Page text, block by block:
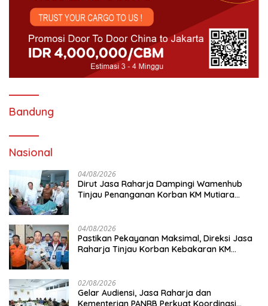
Bandung
Nasional
04/08/2026
Dirut Jasa Raharja Dampingi Wamenhub
Tinjau Penanganan Korban KM Mutiara
04/08/2026
Pastikan Pekayanan Maksimal, Direksi Jasa
Raharja Tinjau Korban Kebakaran KM
02/08/2026
Gelar Audiensi, Jasa Raharja dan
Kementerian PANRB Perkuat Koordinasi